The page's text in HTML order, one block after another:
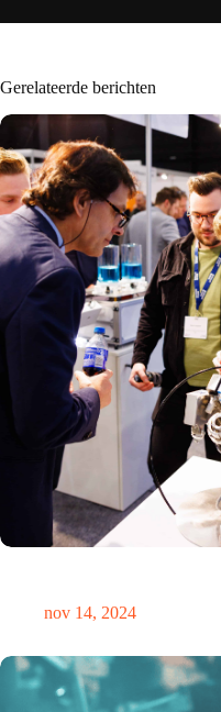
Gerelateerde berichten
nov 14, 2024